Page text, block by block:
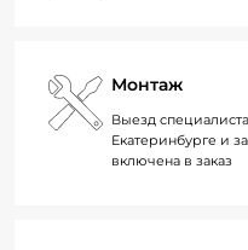
Монтаж
Выезд
Екатеринбурге и
включена в заказ